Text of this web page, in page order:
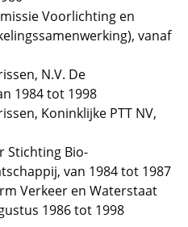
Voorlichting en
vanaf
N.V. De
1984 tot 1998
Koninklijke PTT NV,
Stichting Bio-
van 1984 tot 1987
Verkeer en Waterstaat
1986 tot 1998